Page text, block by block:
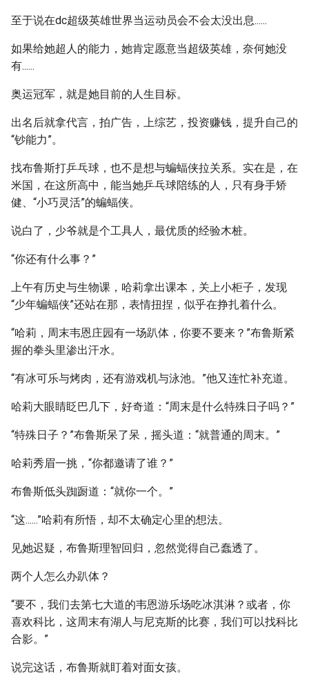
至于说在dc超级英雄世界当运动员会不会太没出息......
如果给她超人的能力，她肯定愿意当超级英雄，奈何她没
有......
奥运冠军，就是她目前的人生目标。
出名后就拿代言，拍广告，上综艺，投资赚钱，提升自己的
“钞能力”。
找布鲁斯打乒乓球，也不是想与蝙蝠侠拉关系。实在是，在
米国，在这所高中，能当她乒乓球陪练的人，只有身手矫
健、“小巧灵活”的蝙蝠侠。
说白了，少爷就是个工具人，最优质的经验木桩。
“你还有什么事？”
上午有历史与生物课，哈莉拿出课本，关上小柜子，发现
“少年蝙蝠侠”还站在那，表情扭捏，似乎在挣扎着什么。
“哈莉，周末韦恩庄园有一场趴体，你要不要来？”布鲁斯紧
握的拳头里渗出汗水。
“有冰可乐与烤肉，还有游戏机与泳池。”他又连忙补充道。
哈莉大眼睛眨巴几下，好奇道：“周末是什么特殊日子吗？”
“特殊日子？”布鲁斯呆了呆，摇头道：“就普通的周末。”
哈莉秀眉一挑，“你都邀请了谁？”
布鲁斯低头踟蹰道：“就你一个。”
“这......”哈莉有所悟，却不太确定心里的想法。
见她迟疑，布鲁斯理智回归，忽然觉得自己蠢透了。
两个人怎么办趴体？
“要不，我们去第七大道的韦恩游乐场吃冰淇淋？或者，你
喜欢科比，这周末有湖人与尼克斯的比赛，我们可以找科比
合影。”
说完这话，布鲁斯就盯着对面女孩。